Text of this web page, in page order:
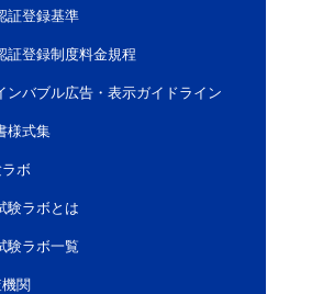
証登録基準
登録制度料金規程
バブル広告・表示ガイドライン
様式集
ボ
験ラボとは
験ラボ一覧
関